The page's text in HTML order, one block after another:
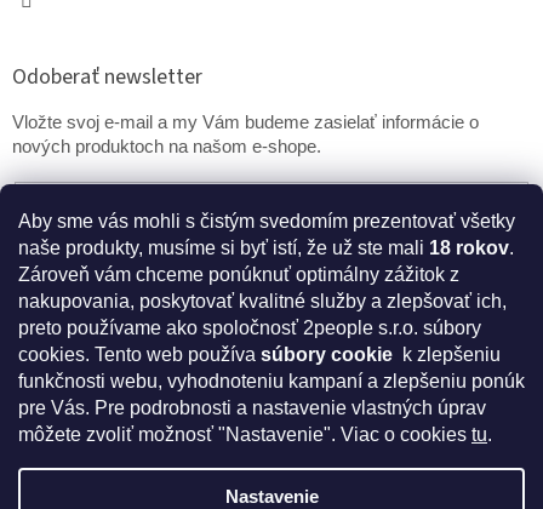
Aby sme vás mohli s čistým svedomím prezentovať všetky
naše produkty, musíme si byť istí, že už ste mali 18 rokov.
Zároveň vám chceme ponúknuť optimálny zážitok z
nakupovania, poskytovať kvalitné služby a zlepšovať ich,
preto používame ako spoločnosť 2people s.r.o. súbory
cookies. Tento web používa súbory cookie k zlepšeniu
funkčnosti webu, vyhodnoteniu kampaní a zlepšeniu ponúk
pre Vás. Pre podrobnosti a nastavenie vlastných úprav
môžete zvoliť možnosť "Nastavenie". Viac o cookies tu.
Nastavenie
Odoberať newsletter
Vložte svoj e-mail a my Vám budeme zasielať informácie o
nových produktoch na našom e-shope.
PRIHLÁSIŤ SA
* Disclaimer: Bezpečnostné prehlásenie k výživovým
doplnkom a kozmetike
Vytvoril Shoptet